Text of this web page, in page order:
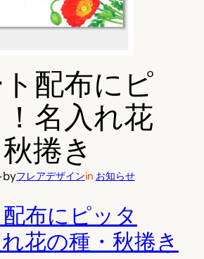
配布にピ
名入れ花
捲き
byフレアデザインin お知らせ
布にピッタ
花の種・秋捲き